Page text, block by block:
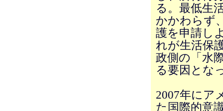
る。最低生
かかわらず
護を申請し
れが生活保
政側の「水
る要因とな
2007年にア
た国際的意